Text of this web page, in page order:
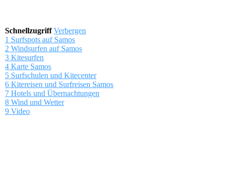
Schnellzugriff Verbergen
1 Surfspots auf Samos
2 Windsurfen auf Samos
3 Kitesurfen
4 Karte Samos
5 Surfschulen und Kitecenter
6 Kitereisen und Surfreisen Samos
7 Hotels und Übernachtungen
8 Wind und Wetter
9 Video